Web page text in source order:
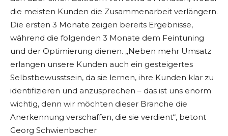
die meisten Kunden die Zusammenarbeit verlängern.
Die ersten 3 Monate zeigen bereits Ergebnisse,
während die folgenden 3 Monate dem Feintuning
und der Optimierung dienen. „Neben mehr Umsatz
erlangen unsere Kunden auch ein gesteigertes
Selbstbewusstsein, da sie lernen, ihre Kunden klar zu
identifizieren und anzusprechen – das ist uns enorm
wichtig, denn wir möchten dieser Branche die
Anerkennung verschaffen, die sie verdient“, betont
Georg Schwienbacher